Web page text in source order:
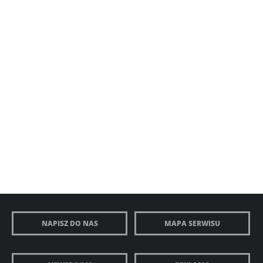
NAPISZ DO NAS MAPA SERWISU